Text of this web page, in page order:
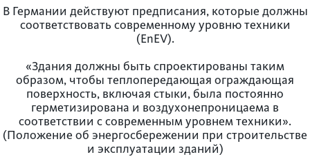
В Германии действуют предписания, которые должны
соответствовать современному уровню техники
(EnEV).
«Здания должны быть спроектированы таким
образом, чтобы теплопередающая ограждающая
поверхность, включая стыки, была постоянно
герметизирована и воздухонепроницаема в
соответствии с современным уровнем техники».
(Положение об энергосбережении при строительстве
и эксплуатации зданий)